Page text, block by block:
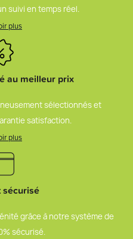
suivi en temps réel.
plus
au meilleur prix
sélectionnés et
satisfaction.
plus
sécurisé
grâce à notre système de
sécurisé.